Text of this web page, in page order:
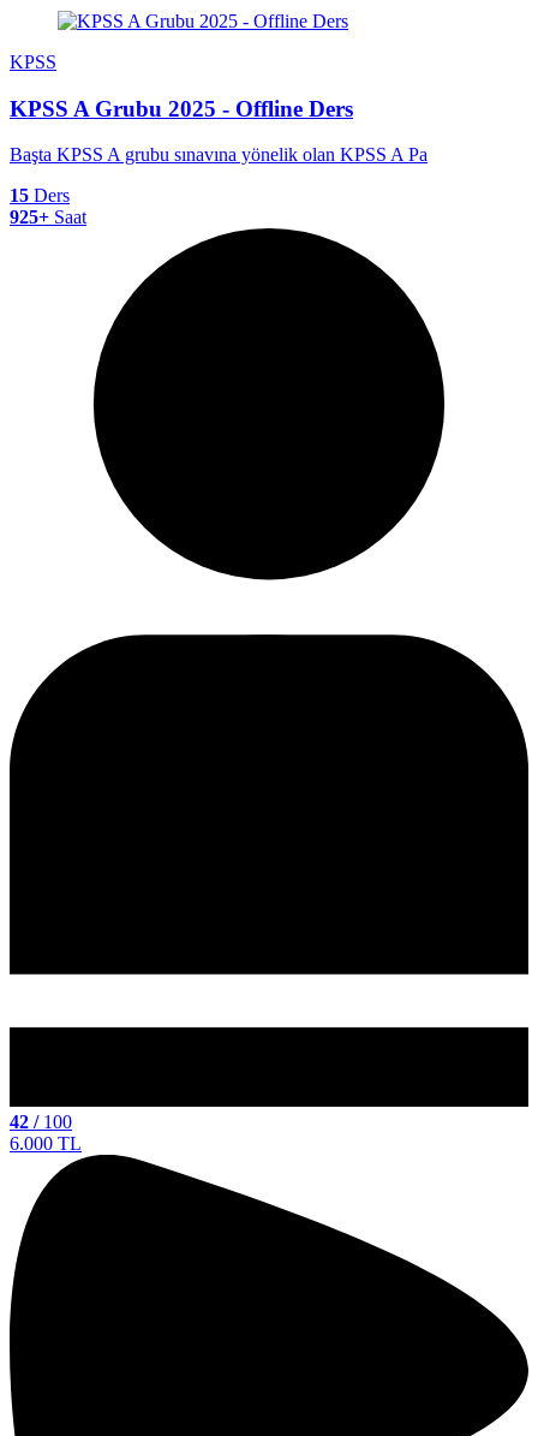
KPSS
KPSS A Grubu 2025 - Offline Ders
Başta KPSS A grubu sınavına yönelik olan KPSS A Pa
15 Ders
925+ Saat
42 / 100
6.000 TL